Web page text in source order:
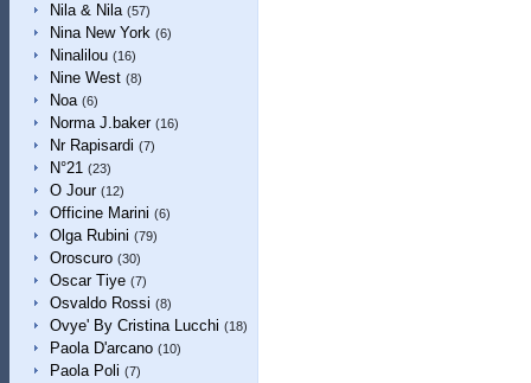
Nila & Nila (57)
Nina New York (6)
Ninalilou (16)
Nine West (8)
Noa (6)
Norma J.baker (16)
Nr Rapisardi (7)
N°21 (23)
O Jour (12)
Officine Marini (6)
Olga Rubini (79)
Oroscuro (30)
Oscar Tiye (7)
Osvaldo Rossi (8)
Ovye' By Cristina Lucchi (18)
Paola D'arcano (10)
Paola Poli (7)